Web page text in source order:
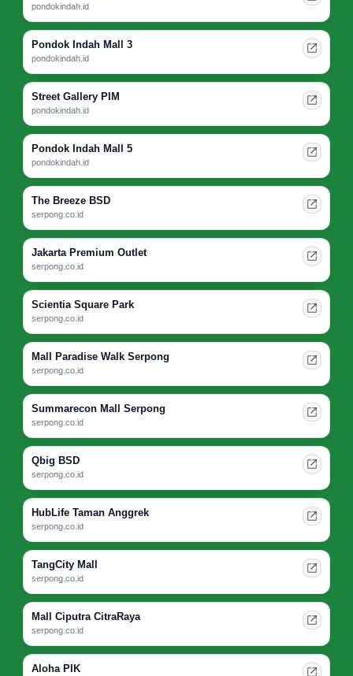
pondokindah.id
Pondok Indah Mall 3
pondokindah.id
Street Gallery PIM
pondokindah.id
Pondok Indah Mall 5
pondokindah.id
The Breeze BSD
serpong.co.id
Jakarta Premium Outlet
serpong.co.id
Scientia Square Park
serpong.co.id
Mall Paradise Walk Serpong
serpong.co.id
Summarecon Mall Serpong
serpong.co.id
Qbig BSD
serpong.co.id
HubLife Taman Anggrek
serpong.co.id
TangCity Mall
serpong.co.id
Mall Ciputra CitraRaya
serpong.co.id
Aloha PIK